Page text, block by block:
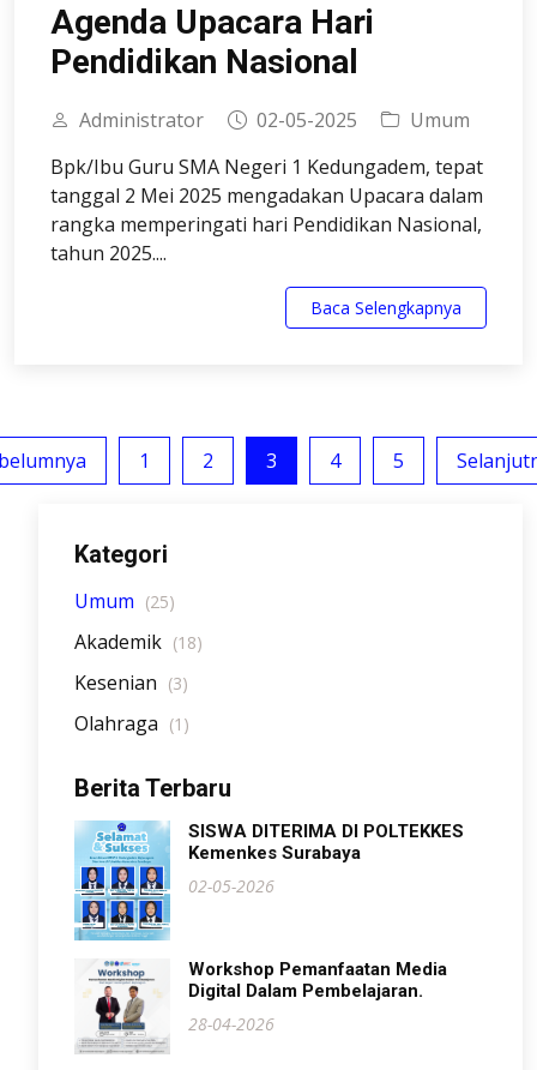
Agenda Upacara Hari
Pendidikan Nasional
Administrator 02-05-2025
Umum
Bpk/Ibu Guru SMA Negeri 1 Kedungadem, tepat
tanggal 2 Mei 2025 mengadakan Upacara dalam
rangka memperingati hari Pendidikan Nasional,
tahun 2025....
Baca Selengkapnya
1 2 3 4 5
Kategori
Umum (25)
Akademik (18)
Kesenian (3)
Olahraga (1)
Berita Terbaru
SISWA DITERIMA DI POLTEKKES
Kemenkes Surabaya
02-05-2026
Workshop Pemanfaatan Media
Digital Dalam Pembelajaran.
28-04-2026